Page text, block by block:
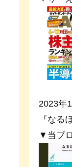
2023年
『なる
▼当ブ